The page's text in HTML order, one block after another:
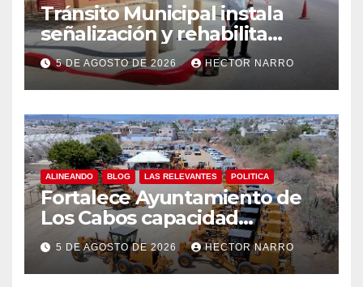
Tránsito Municipal instala
señalización y rehabilita
cruces peatonales en Los
Cabos
5 DE AGOSTO DE 2026 HECTOR NARRO
ALINEANDO BLOG LAS RELEVANTES POLITICA
Fortalece Ayuntamiento de
Los Cabos capacidad
operativa de Servicios
Públicos con recursos del
FISAM
5 DE AGOSTO DE 2026 HECTOR NARRO